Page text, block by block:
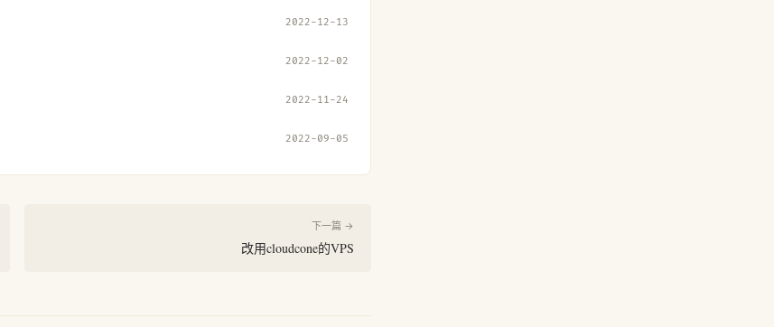
2022-12-13
2022-12-02
2022-11-24
2022-09-05
下一篇 →
改用cloudcone的VPS